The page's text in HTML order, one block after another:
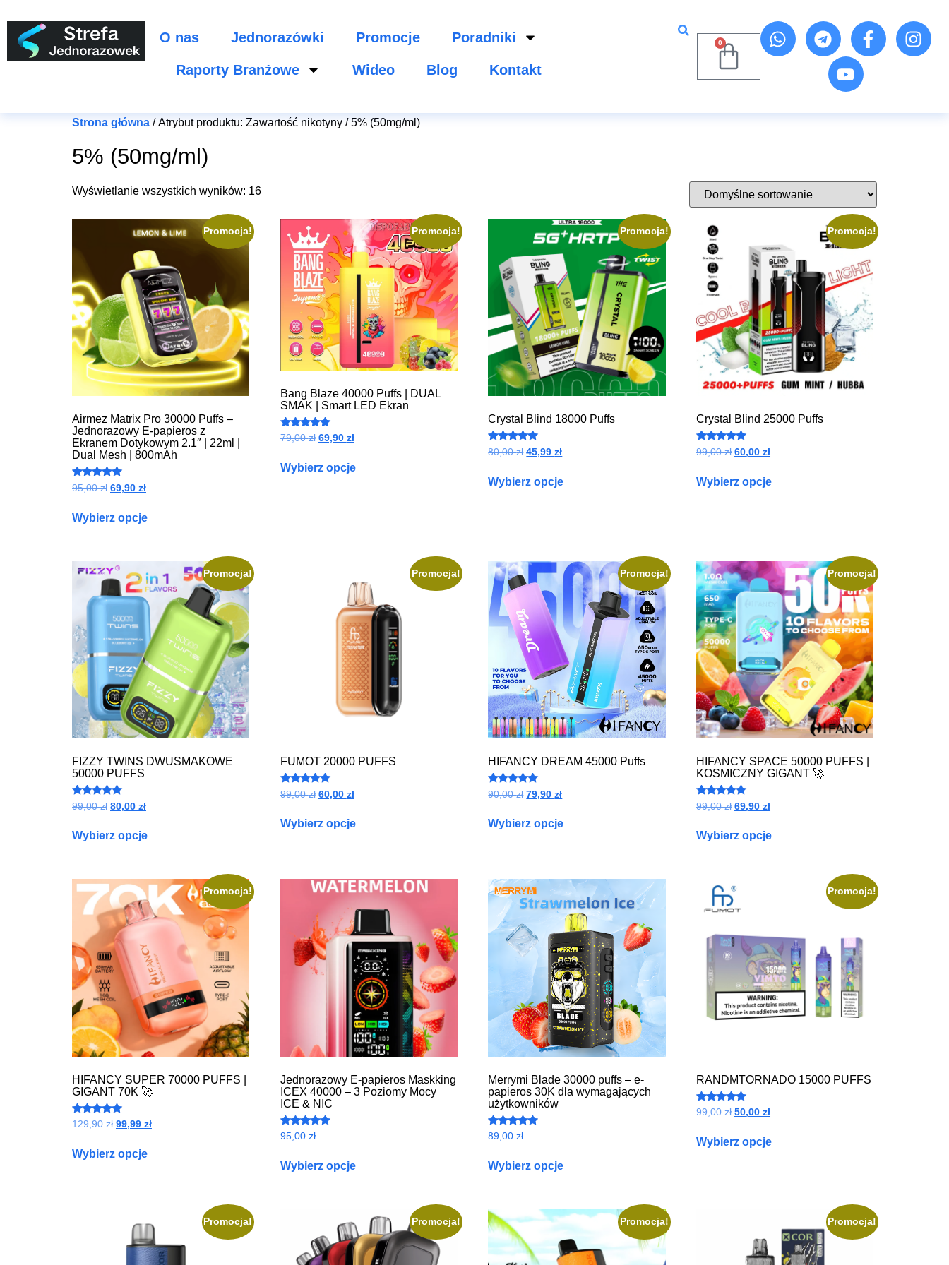
O nas Jednorazówki Promocje Poradniki
Raporty Branżowe Wideo Blog Kontakt
0
Strona główna / Atrybut produktu: Zawartość nikotyny / 5% (50mg/ml)
5% (50mg/ml)
Wyświetlanie wszystkich wyników: 16
Promocja!
Airmez Matrix Pro 30000 Puffs –
Jednorazowy E-papieros z
Ekranem Dotykowym 2.1″ | 22ml |
Dual Mesh | 800mAh
Oceniono
4.93
95,00zł 69,90 zł
Wybierz opcje
Promocja!
Bang Blaze 40000 Puffs | DUAL
SMAK | Smart LED Ekran
Oceniono
4.87
79,00zł 69,90 zł
Wybierz opcje
Promocja!
Crystal Blind 18000 Puffs
Oceniono
5.00
80,00zł 45,99zł
Wybierz opcje
Promocja!
Crystal Blind 25000 Puffs
Oceniono
4.84
99,00zł 60,00zł
Wybierz opcje
Promocja!
FIZZY TWINS DWUSMAKOWE
50000 PUFFS
Oceniono
5.00
99,00zł 80,00 zł
Wybierz opcje
Promocja!
FUMOT 20000 PUFFS
Oceniono
4.97
99,00zł 60,00 zł
Wybierz opcje
Promocja!
HIFANCY DREAM 45000 Puffs
Oceniono
4.87
90,00zł 79,90zł
Wybierz opcje
Promocja!
HIFANCY SPACE 50000 PUFFS |
KOSMICZNY GIGANT 🚀
Oceniono
4.84
99,00zł 69,90zł
Wybierz opcje
Promocja!
HIFANCY SUPER 70000 PUFFS |
GIGANT 70K 🚀
Oceniono
129,90zł 99,99 zł
Wybierz opcje
Jednorazowy E-papieros Maskking
ICEX 40000 – 3 Poziomy Mocy
ICE & NIC
Oceniono
4.82
95,00 zł
Wybierz opcje
Merrymi Blade 30000 puffs – e-
papieros 30K dla wymagających
użytkowników
Oceniono
4.79
89,00zł
Wybierz opcje
Promocja!
RANDMTORNADO 15000 PUFFS
Oceniono
4.97
99,00zł 50,00zł
Wybierz opcje
Promocja! Promocja! Promocja! Promocja!